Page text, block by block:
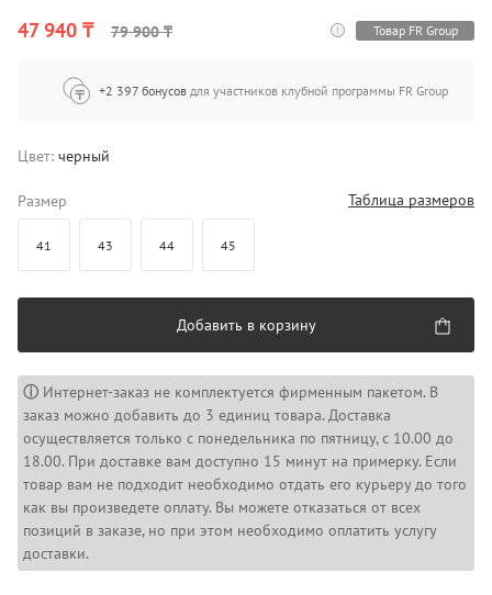
47 940 ₸
79 900 ₸ Товар FR Group
+2 397 бонусов для участников клубной программы FR Group
Цвет: черный
Размер Таблица размеров
41 43 44 45
Добавить в корзину
ⓘ Интернет-заказ не комплектуется фирменным пакетом. В
заказ можно добавить до 3 единиц товара. Доставка
осуществляется только с понедельника по пятницу, с 10.00 до
18.00. При доставке вам доступно 15 минут на примерку. Если
товар вам не подходит необходимо отдать его курьеру до того
как вы произведете оплату. Вы можете отказаться от всех
позиций в заказе, но при этом необходимо оплатить услугу
доставки.